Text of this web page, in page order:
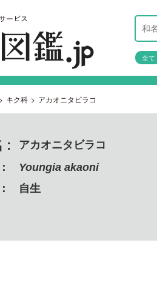
全て
> キク科 > アカオニタビラコ
:
アカオニタビラコ
Youngia akaoni
自生